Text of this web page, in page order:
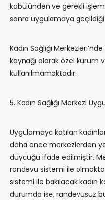
kabulünden ve gerekli
sonra uygulamaya geçildiği
Kadın Sağlığı
kaynağı olarak özel kurum
kullanılmamaktadır.
5. Kadın Sağlığı Merkezi
Uygulamaya katılan
daha önce merkezlerden
duyduğu ifade edilmiştir.
randevu sistemi ile
sistemi ile bakılacak kadın
durumda ise, randevusuz